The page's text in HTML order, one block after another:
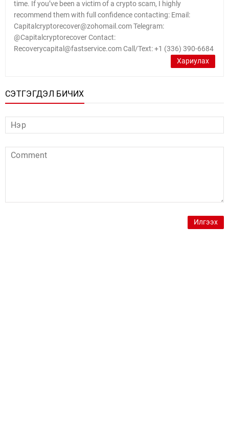
time. If you’ve been a victim of a crypto scam, I highly
recommend them with full confidence contacting: Email:
Capitalcryptorecover@zohomail.com Telegram:
@Capitalcryptorecover Contact:
Recoverycapital@fastservice.com Call/Text: +1 (336) 390-6684
Хариулах
СЭТГЭГДЭЛ БИЧИХ
Илгээх